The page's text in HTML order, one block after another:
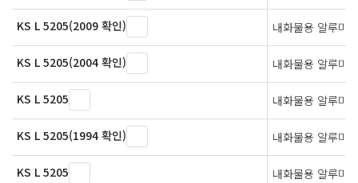
KS L 5205(2009 확인) 내화물용 알루미
KS L 5205(2004 확인) 내화물용 알루미
KS L 5205 내화물용 알루미
KS L 5205(1994 확인) 내화물용 알루미
KS L 5205 내화물용 알루미